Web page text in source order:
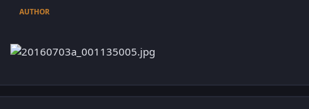
AUTHOR